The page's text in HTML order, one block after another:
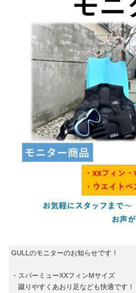
GULLのモニターのお知らせです！
・スパーミューXXフィンMサイズ
蹴りやすくあおり足なども快適です！